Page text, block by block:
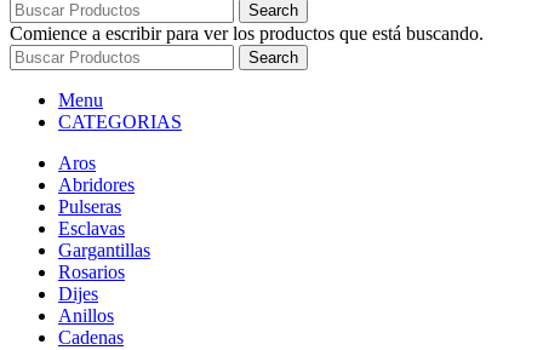
Search
Comience a escribir para ver los productos que está buscando.
Search
Menu
CATEGORIAS
Aros
Abridores
Pulseras
Esclavas
Gargantillas
Rosarios
Dijes
Anillos
Cadenas